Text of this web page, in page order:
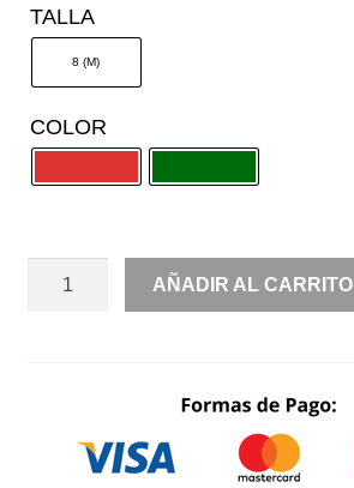
TALLA
8 (M)
COLOR
VAPOROSO
FLORES
AÑADIR AL CARRITO